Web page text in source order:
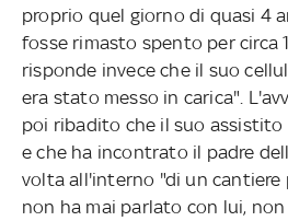
proprio quel giorno di quasi 4
fosse rimasto spento per circa
risponde invece che il suo
era stato messo in carica".
poi ribadito che il suo assistito
e che ha incontrato il padre
volta all'interno "di un cantiere
non ha mai parlato con lui,